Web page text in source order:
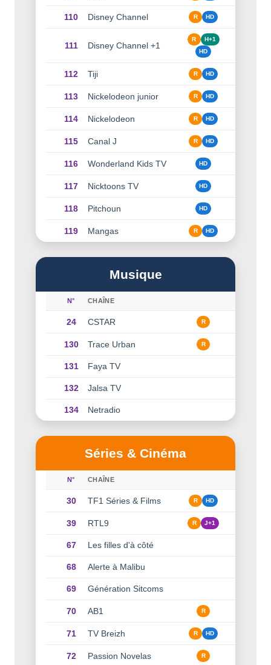
110 Disney Channel R HD
111 Disney Channel +1
R
H+1
HD
112 Tiji R HD
113 Nickelodeon junior R HD
114 Nickelodeon R HD
115 Canal J R HD
116 Wonderland Kids TV HD
117 Nicktoons TV HD
118 Pitchoun HD
119 Mangas R HD
Musique
N° CHAÎNE
24 CSTAR R
130 Trace Urban R
131 Faya TV
132 Jalsa TV
134 Netradio
Séries & Cinéma
N° CHAÎNE
30 TF1 Séries & Films R HD
39 RTL9 R J+1
67 Les filles d'à côté
68 Alerte à Malibu
69 Génération Sitcoms
70 AB1 R
71 TV Breizh R HD
72 Passion Novelas R